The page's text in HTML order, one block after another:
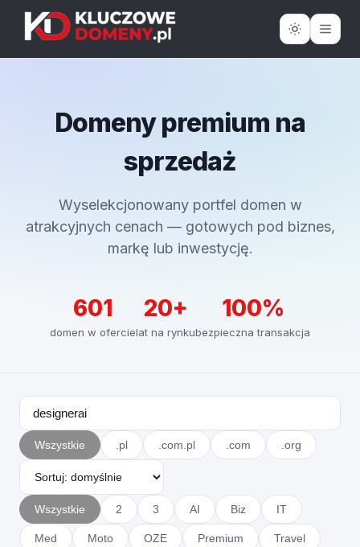
Domeny premium na
sprzedaż
Wyselekcjonowany portfel domen w
atrakcyjnych cenach — gotowych pod biznes,
markę lub inwestycję.
601
domen w ofercie
20+
lat na rynku
100%
bezpieczna transakcja
Wszystkie .pl .com.pl .com .org
Wszystkie 2 3 AI Biz IT
Med Moto OZE Premium Travel